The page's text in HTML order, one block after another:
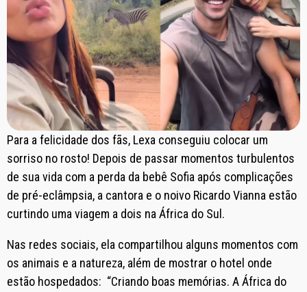
Para a felicidade dos fãs, Lexa conseguiu colocar um
sorriso no rosto! Depois de passar momentos turbulentos
de sua vida com a perda da bebê Sofia após complicações
de pré-eclâmpsia, a cantora e o noivo Ricardo Vianna estão
curtindo uma viagem a dois na África do Sul.
Nas redes sociais, ela compartilhou alguns momentos com
os animais e a natureza, além de mostrar o hotel onde
estão hospedados: “Criando boas memórias. A África do